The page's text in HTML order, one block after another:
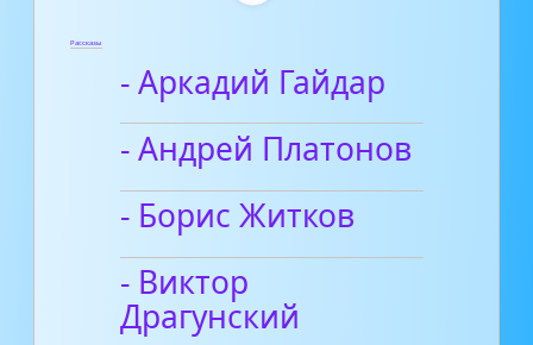
Рассказы
- Аркадий Гайдар
- Андрей Платонов
- Борис Житков
- Виктор
Драгунский